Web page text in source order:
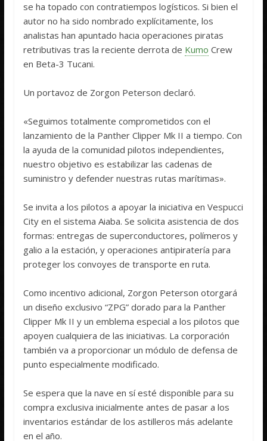
se ha topado con contratiempos logísticos. Si bien el
autor no ha sido nombrado explícitamente, los
analistas han apuntado hacia operaciones piratas
retributivas tras la reciente derrota de Kumo Crew
en Beta-3 Tucani.
Un portavoz de Zorgon Peterson declaró.
«Seguimos totalmente comprometidos con el
lanzamiento de la Panther Clipper Mk II a tiempo. Con
la ayuda de la comunidad pilotos independientes,
nuestro objetivo es estabilizar las cadenas de
suministro y defender nuestras rutas marítimas».
Se invita a los pilotos a apoyar la iniciativa en Vespucci
City en el sistema Aiaba. Se solicita asistencia de dos
formas: entregas de superconductores, polímeros y
galio a la estación, y operaciones antipiratería para
proteger los convoyes de transporte en ruta.
Como incentivo adicional, Zorgon Peterson otorgará
un diseño exclusivo “ZPG” dorado para la Panther
Clipper Mk II y un emblema especial a los pilotos que
apoyen cualquiera de las iniciativas. La corporación
también va a proporcionar un módulo de defensa de
punto especialmente modificado.
Se espera que la nave en sí esté disponible para su
compra exclusiva inicialmente antes de pasar a los
inventarios estándar de los astilleros más adelante
en el año.